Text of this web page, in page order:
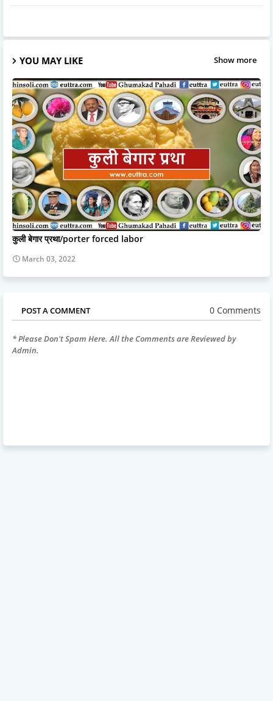
YOU MAY LIKE Show more
कुली बेगार प्रथा/porter forced labor
March 03, 2022
POST A COMMENT 0 Comments
* Please Don't Spam Here. All the Comments are Reviewed by
Admin.